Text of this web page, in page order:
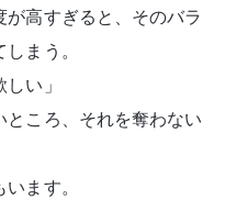
高すぎると、そのバラ
まう。
い」
ところ、それを奪わない
ます。